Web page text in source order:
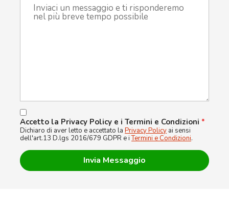
Accetto la Privacy Policy e i Termini e Condizioni *
Dichiaro di aver letto e accettato la Privacy Policy ai sensi
dell'art.13 D.lgs 2016/679 GDPR e iTermini e Condizioni.